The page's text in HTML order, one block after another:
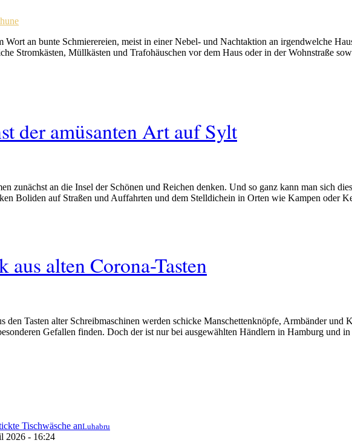
Wort an bunte Schmierereien, meist in einer Nebel- und Nachtaktion an irgendwelche
Stromkästen, Müllkästen und Trafohäuschen vor dem Haus oder in der Wohnstraße
der amüsanten Art auf Sylt
zunächst an die Insel der Schönen und Reichen denken. Und so ganz kann man sich
Boliden auf Straßen und Auffahrten und dem Stelldichein in Orten wie Kampen
aus alten Corona-Tasten
den Tasten alter Schreibmaschinen werden schicke Manschettenknöpfe, Armbänder
Gefallen finden. Doch der ist nur bei ausgewählten Händlern in Hamburg
Luhabru
2026 - 16:24